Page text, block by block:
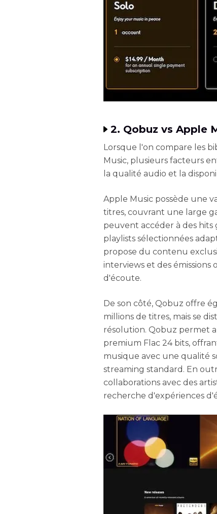
2. Qobuz vs Apple
Lorsque l'on compare les
Music, plusieurs facteurs
la qualité audio et la
Apple Music possède une
titres, couvrant une large
peuvent accéder à des
playlists sélectionnées
propose du contenu
interviews et des émissions
d'écoute.
De son côté, Qobuz offre
millions de titres, mais se
résolution. Qobuz permet
premium Flac 24 bits,
musique avec une qualité
streaming standard. En
collaborations avec des
recherche d'expériences